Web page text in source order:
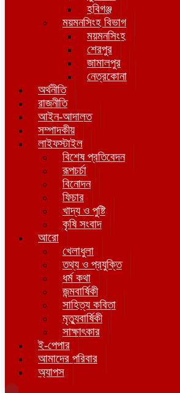
হবিগঞ্জ
ময়মনসিংহ বিভাগ
ময়মনসিংহ
শেরপুর
জামালপুর
নেত্রকোনা
অর্থনীতি
রাজনীতি
আইন-আদালত
সম্পাদকীয়
লাইফস্টাইল
বিশেষ প্রতিবেদন
রূপচর্চা
বিনোদন
ফিচার
খাদ্য ও পুষ্টি
কৃষি সংবাদ
আরো
খেলাধুলা
তথ্য ও প্রযুক্তি
ধর্ম কথা
জন্মবার্ষিকী
সাহিত্য কবিতা
মৃত্যুবার্ষিকী
সাক্ষাৎকার
ই-পেপার
আমাদের পরিবার
অ্যাপস